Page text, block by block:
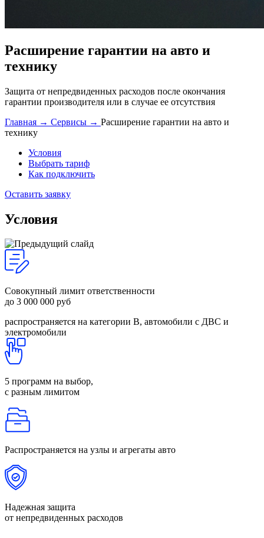
Расширение гарантии на авто и
технику
Защита от непредвиденных расходов после окончания
гарантии производителя или в случае ее отсутствия
Главная → Сервисы → Расширение гарантии на авто и
технику
Условия
Выбрать тариф
Как подключить
Оставить заявку
Условия
Совокупный лимит ответственности
до 3 000 000 руб
распространяется на категории В, автомобили с ДВС и
электромобили
5 программ на выбор,
с разным лимитом
Распространяется на узлы и агрегаты авто
Надежная защита
от непредвиденных расходов